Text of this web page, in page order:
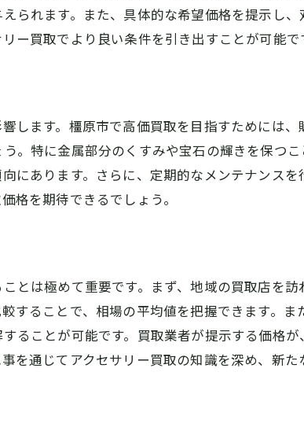
いる店舗の探し方
サリー買取成功のカギとは
を高める方法
価値を高めるためのポイント
取市場を理解する
るための準備
推薦を活用する方法
類の準備
ための工夫
のアクセサリーブランド
ンが高価買取に繋がる理由
られます。また、具体的な希望価格を提示し
ー買取でより良い条件を引き出すことが可能で
します。橿原市で高価買取を目指すためには
。特に金属部分のくすみや宝石の輝きを保つ
にあります。さらに、定期的なメンテナンス
格を期待できるでしょう。
とは極めて重要です。まず、地域の買取店を
することで、相場の平均値を把握できます。
ることが可能です。買取業者が提示する価格
を通じてアクセサリー買取の知識を深め、新